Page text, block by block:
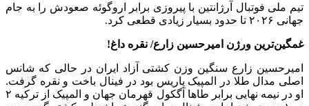
تیم ملی فوتبال آرژانتین با پیروزی برابر اروگوئه صعودش را به جام
جهانی ۲۰۲۶ تا حدود بسیار زیادی قطعی کرد.
غمگین‌ترین ورژن امیرحسین زارع/ نقره داغ!
امیرحسین زارع سنگین وزن کشتی آزاد ایران در حالی که شانس
اصلی مدال طلا در المپیک پاریس بود در فینال باخت و نقره گرفت.
او در نیمه نهایی برابر طاها آگکول قهرمان جهان و المپیک از ترکیه ۲